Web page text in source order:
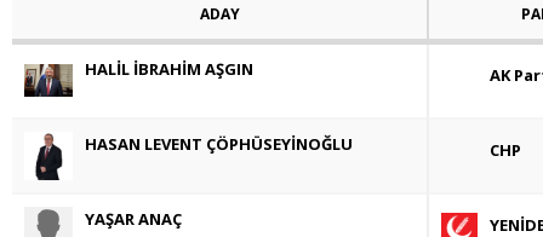
ADAY
HALİL İBRAHİM AŞGIN AK
HASAN LEVENT ÇÖPHÜSEYİNOĞLU CHP
YAŞAR ANAÇ